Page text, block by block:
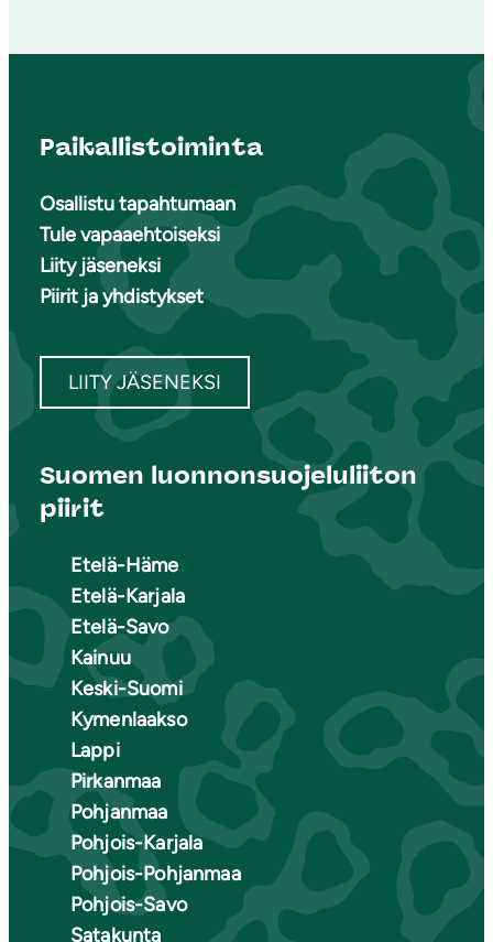
Paikallistoiminta
Osallistu tapahtumaan
Tule vapaaehtoiseksi
Liity jäseneksi
Piirit ja yhdistykset
LIITY JÄSENEKSI
Suomen luonnonsuojeluliiton
piirit
Etelä-Häme
Etelä-Karjala
Etelä-Savo
Kainuu
Keski-Suomi
Kymenlaakso
Lappi
Pirkanmaa
Pohjanmaa
Pohjois-Karjala
Pohjois-Pohjanmaa
Pohjois-Savo
Satakunta